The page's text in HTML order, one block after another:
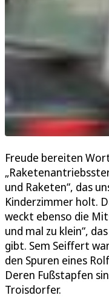
Freude bereiten
und Raketen“, das
Kinderzimmer holt.
weckt ebenso die
und mal zu klein“,
gibt. Sem Seiffert
den Spuren eines
Deren Fußstapfen
Troisdorfer.